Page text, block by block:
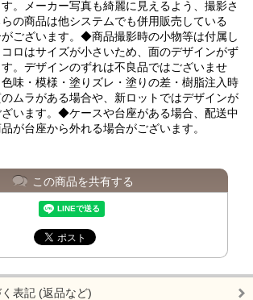
。メーカー写真も綺麗に見えるよう、撮影さ
の商品は他システムでも併用販売している
ございます。◆商品撮影時の小物等は付属し
ロはサイズが小さいため、面のデザインがず
。デザインのずれは不良品ではございませ
味・模様・塗りズレ・塗りの差・樹脂注入時
ムラがある場合や、新ロットではデザインが
います。◆ケースや台座がある場合、配送中
が台座から外れる場合がございます。
この商品を共有する
表記 (返品など)